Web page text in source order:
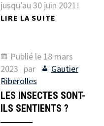
jusqu’au 30 juin 2021!
LIRE LA SUITE
Publié le 18 mars
2023 par
Gautier
Riberolles
LES INSECTES SONT-
ILS SENTIENTS ?